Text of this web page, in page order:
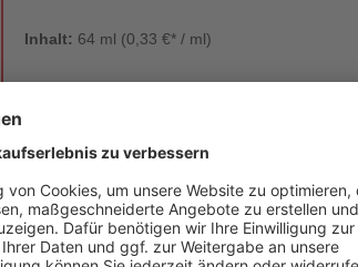
Inhalt: 64 ml (0,33 €* / ml)
Kompatible Gel Cartridge ersetzt